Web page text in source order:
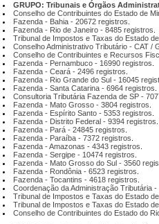
GRUPO: Tribunais e Órgãos
Conselho de Contribuintes do Estado de
Fazenda - Bahia - 20672 registros
Fazenda - Rio de Janeiro - 8485 registros
Tribunal de Impostos e Taxas do Estado
Conselho Administrativo Tributário - CAT /
Conselho de Contribuintes e Recursos
Fazenda - Pernambuco - 16990 registros
Fazenda - Ceará - 2496 registros
Fazenda - Rio Grande do Sul - 16045
Fazenda - Santa Catarina - 6964 registros
Consultoria Tributária Fazenda de SP -
Fazenda - Mato Grosso - 3804 registros
Fazenda - Espírito Santo - 5353 registros
Fazenda - Distrito Federal - 9394 registros
Fazenda - Pará - 24845 registros
Fazenda - Paraíba - 7372 registros
Fazenda - Amazonas - 4343 registros
Fazenda - Sergipe - 10474 registros
Fazenda - Mato Grosso do Sul - 3560
Fazenda - Rondônia - 6523 registros
Fazenda - Tocantins - 4618 registros
Coordenação da Administração Tributária
Tribunal de Impostos e Taxas do Estado
Tribunal de Impostos e Taxas do Estado
Conselho de Contribuintes do Estado do